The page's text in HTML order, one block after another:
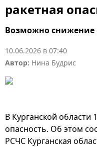
ракетная
Возможно снижение
10.06.2026 в 07:40
Автор: Нина Будрис
В Курганской области
опасность. Об этом
РСЧС Курганская